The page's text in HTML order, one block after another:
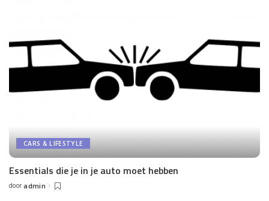
CARS & LIFESTYLE
Essentials die je in je auto moet hebben
Posted
door admin